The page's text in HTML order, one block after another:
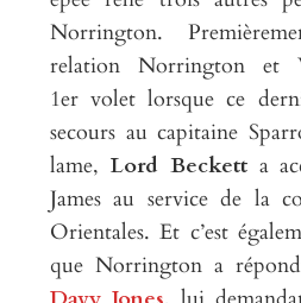
Norrington.
relation Norrington
1er volet lorsque ce
secours au capitaine
lame, Lord Becketta
James au service de la
Orientales. Et c’est
que Norrington a